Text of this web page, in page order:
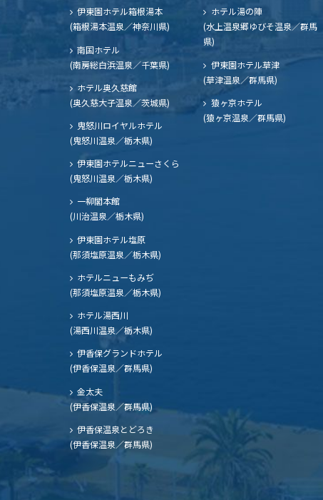
伊東園ホテル箱根湯本
(箱根湯本温泉／神奈川県)
南国ホテル
(南房総白浜温泉／千葉県)
ホテル奥久慈館
(奥久慈大子温泉／茨城県)
鬼怒川ロイヤルホテル
(鬼怒川温泉／栃木県)
伊東園ホテルニューさくら
(鬼怒川温泉／栃木県)
一柳閣本館
(川治温泉／栃木県)
伊東園ホテル塩原
(那須塩原温泉／栃木県)
ホテルニューもみぢ
(那須塩原温泉／栃木県)
ホテル湯西川
(湯西川温泉／栃木県)
伊香保グランドホテル
(伊香保温泉／群馬県)
金太夫
(伊香保温泉／群馬県)
伊香保温泉とどろき
(伊香保温泉／群馬県)
ホテル湯の陣
(水上温泉郷ゆびそ温泉／群馬
県)
伊東園ホテル草津
(草津温泉／群馬県)
猿ヶ京ホテル
(猿ヶ京温泉／群馬県)